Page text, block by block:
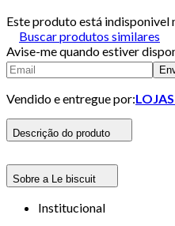
Este produto está indisponivel
Buscar produtos similares
Avise-me quando estiver
Vendido e entregue por:
Descrição do produto
Sobre a Le biscuit
Institucional